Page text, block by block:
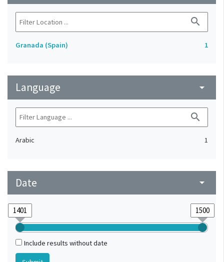
search
Granada (Spain) 1
Language arrow_drop_down
search
Arabic 1
Date arrow_drop_down
Include results without date